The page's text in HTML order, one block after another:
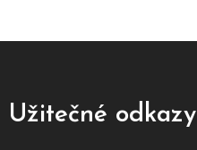
Užitečné odkazy